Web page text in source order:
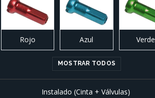
Rojo Azul Verde
MOSTRAR TODOS
Instalado (Cinta + Válvulas)